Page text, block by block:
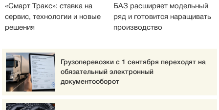
«Смарт Тракс»: ставка на
сервис, технологии и новые
решения
БАЗ расширяет модельный
ряд и готовится наращивать
производство
Грузоперевозки с 1 сентября переходят на
обязательный электронный
документооборот